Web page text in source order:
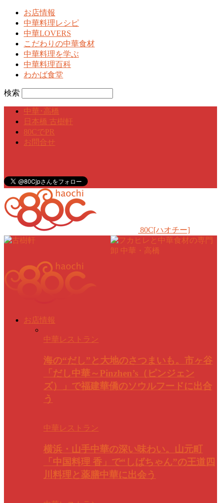
お店情報
中華料理レシピ
中華LOVERS
こだわりの中華食材
中華料理を学ぶ
中華料理百科
わかば食堂
検索
中華･高橋
日本橋 古樹軒
80CでPR
お問合せ
80C[ハオチー]
お店情報
中華レストラン
海の“だし”と大地のさつまいも。市ヶ谷
「だし中華～Pinzhen’s（ピンジェン
ズ）」で福建華僑のソウルフードに出合
う
中華レストラン
横浜・山手中華の深い味わい。山元町
「中国料理 香」で“しばちゃん”の王道四
川料理と薬膳中華に出会う